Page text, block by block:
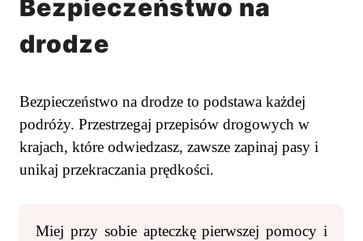
Bezpieczeństwo na
drodze
Bezpieczeństwo na drodze to podstawa każdej
podróży. Przestrzegaj przepisów drogowych w
krajach, które odwiedzasz, zawsze zapinaj pasy i
unikaj przekraczania prędkości.
Miej przy sobie apteczkę pierwszej pomocy i